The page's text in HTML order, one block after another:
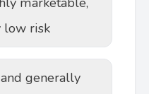
low risk
generally